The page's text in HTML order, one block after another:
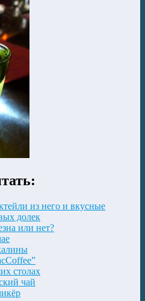
из него и вкусные
долек
или нет?
столах
чай